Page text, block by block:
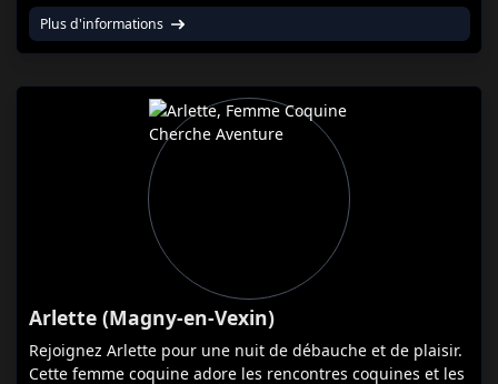
Plus d'informations
Arlette (Magny-en-Vexin)
Rejoignez Arlette pour une nuit de débauche et de plaisir.
Cette femme coquine adore les rencontres coquines et les